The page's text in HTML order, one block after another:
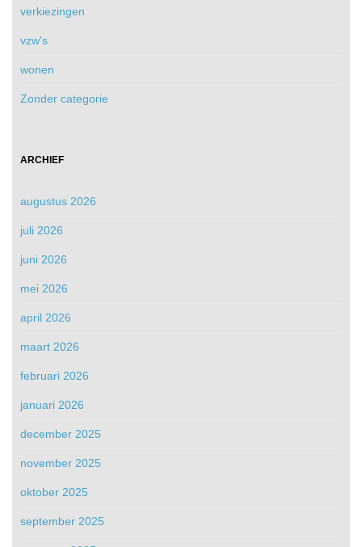
verkiezingen
vzw's
wonen
Zonder categorie
ARCHIEF
augustus 2026
juli 2026
juni 2026
mei 2026
april 2026
maart 2026
februari 2026
januari 2026
december 2025
november 2025
oktober 2025
september 2025